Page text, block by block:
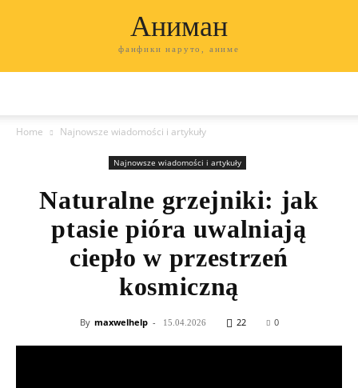
Аниман
фанфики наруто, аниме
Home Najnowsze wiadomości i artykuły
Najnowsze wiadomości i artykuły
Naturalne grzejniki: jak
ptasie pióra uwalniają
ciepło w przestrzeń
kosmiczną
By maxwelhelp - 15.04.2026 22 0